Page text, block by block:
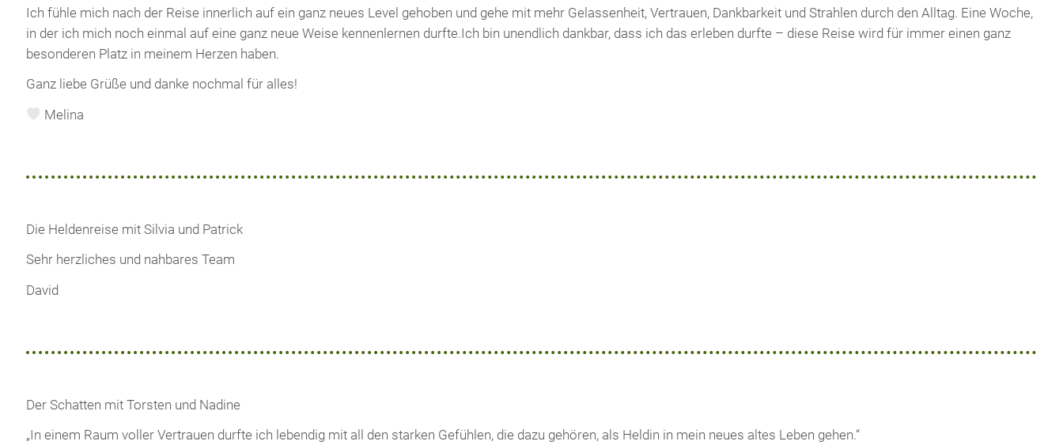
Ich fühle mich nach der Reise innerlich auf ein ganz neues Level gehoben und gehe mit mehr Gelassenheit, Vertrauen, Dankbarkeit und Strahlen durch den Alltag. Eine Woche,
in der ich mich noch einmal auf eine ganz neue Weise kennenlernen durfte.Ich bin unendlich dankbar, dass ich das erleben durfte – diese Reise wird für immer einen ganz
besonderen Platz in meinem Herzen haben.
Ganz liebe Grüße und danke nochmal für alles!
Melina
Die Heldenreise mit Silvia und Patrick
Sehr herzliches und nahbares Team
David
Der Schatten mit Torsten und Nadine
„In einem Raum voller Vertrauen durfte ich lebendig mit all den starken Gefühlen, die dazu gehören, als Heldin in mein neues altes Leben gehen.“